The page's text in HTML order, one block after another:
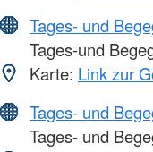
Tages- und
Tages-und
Karte: Link zur
Tages- und
Tages- und